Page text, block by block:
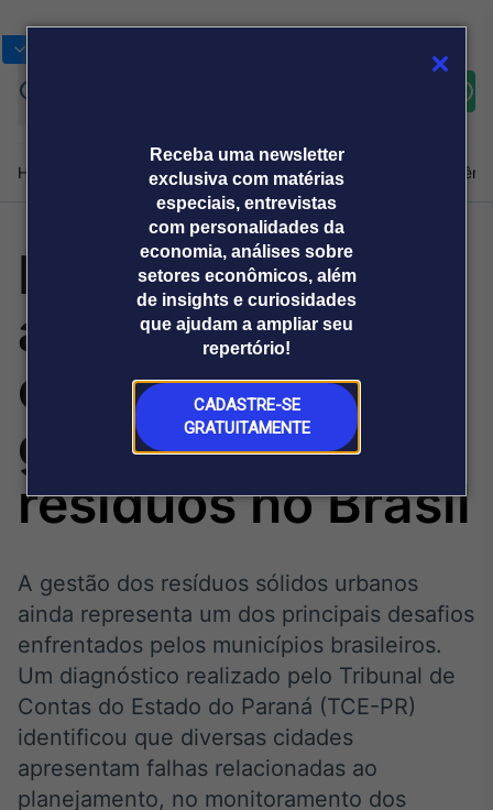
Receba uma newsletter
exclusiva com matérias
especiais, entrevistas
com personalidades da
economia, análises sobre
setores econômicos, além
de insights e curiosidades
que ajudam a ampliar seu
repertório!
CADASTRE-SE
GRATUITAMENTE
Home Produtos e soluçõesNotíciasBlogWeekend
Plataformas
Broadcast
Broadcast+
O mercado
financeiro em
tempo real
Broadcast
Agro
Broadcast
Político
Os bastidores da
política em tempo
Sobre nós Releases Broadcast
Prêmio Broadcast
Analistas
Prêmio Broadcast
Empresas
Agências de
comunicação
Releases
Planejamento
ainda
compromete a
gestão de
resíduos no Brasil
A gestão dos resíduos sólidos urbanos
ainda representa um dos principais desafios
enfrentados pelos municípios brasileiros.
Um diagnóstico realizado pelo Tribunal de
Contas do Estado do Paraná (TCE-PR)
identificou que diversas cidades
apresentam falhas relacionadas ao
planejamento, no monitoramento dos